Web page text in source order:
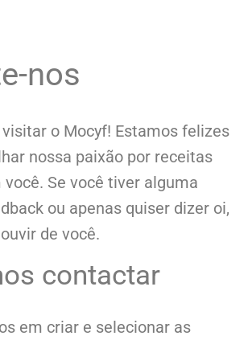
nos
o Mocyf! Estamos felizes
nossa paixão por receitas
Se você tiver alguma
ou apenas quiser dizer oi,
de você.
contactar
em criar e selecionar as